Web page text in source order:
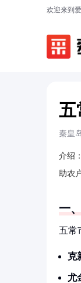
欢迎来到
五
秦皇
介绍：
助农
一
五常
克
尤